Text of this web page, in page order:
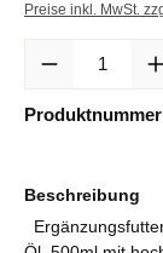
Preise inkl. MwSt.
Produkt Anzahl:
Beschreibung